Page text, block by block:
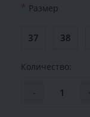
* Размер
37 38
Количество:
-